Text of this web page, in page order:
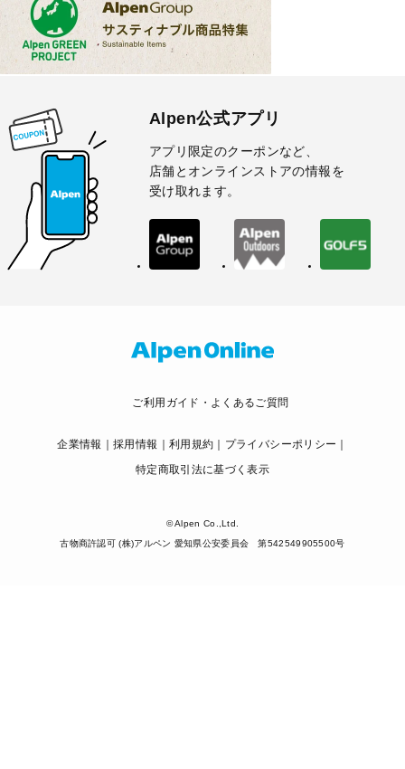
Alpen公式アプリ
アプリ限定のクーポンなど、
店舗とオンラインストアの情報を
受け取れます。
ご利用ガイド・よくあるご質問
企業情報 採用情報 利用規約
プライバシーポリシー
特定商取引法に基づく表示
© Alpen Co.,Ltd.
古物商許認可 (株)アルペン 愛知県公安委員会 第542549905500号